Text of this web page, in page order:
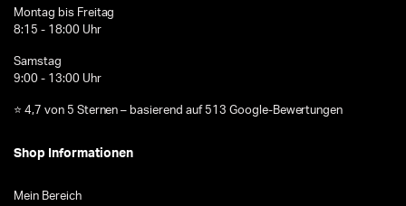
Montag bis Freitag
8:15 - 18:00 Uhr
Samstag
9:00 - 13:00 Uhr
⭐ 4,7 von 5 Sternen – basierend auf 513 Google-Bewertungen
Shop Informationen
Mein Bereich